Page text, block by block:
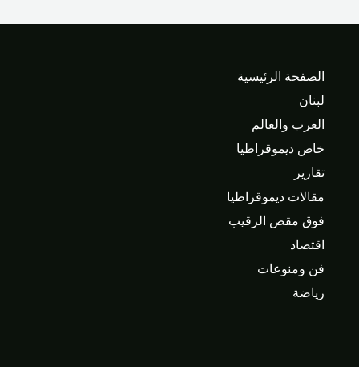
الصفحة الرئيسية
لبنان
العرب والعالم
خاص ديموقراطيا
تقارير
مقالات ديموقراطيا
فوق مقص الرقيب
اقتصاد
فن ومنوعات
رياضة